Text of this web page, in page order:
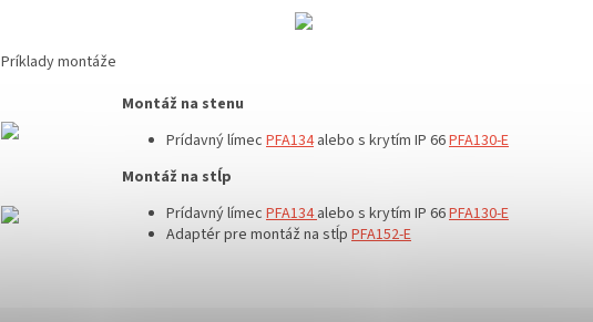
Príklady montáže
Montáž na stenu
Prídavný límec PFA134alebo s krytím IP 66PFA130-E
Montáž na stĺp
Prídavný límec PFA134alebo s krytím IP 66PFA130-E
Adaptér pre montáž na stĺp PFA152-E